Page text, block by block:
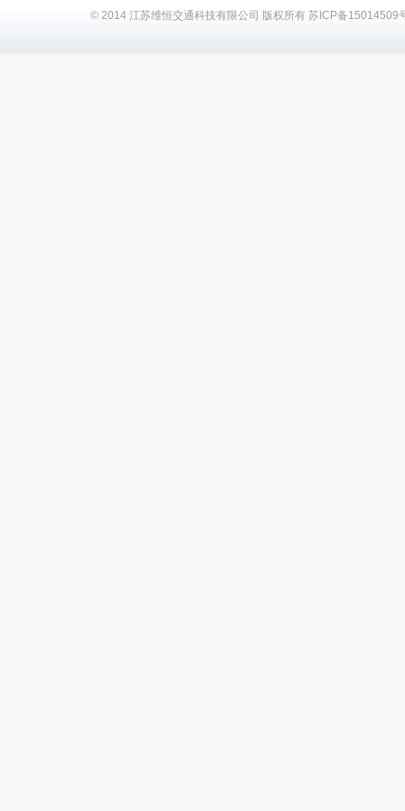
© 2014 江苏维恒交通科技有限公司 版权所有 苏ICP备15014509